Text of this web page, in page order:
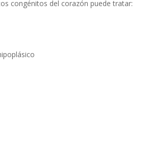
congénitos del corazón puede tratar: